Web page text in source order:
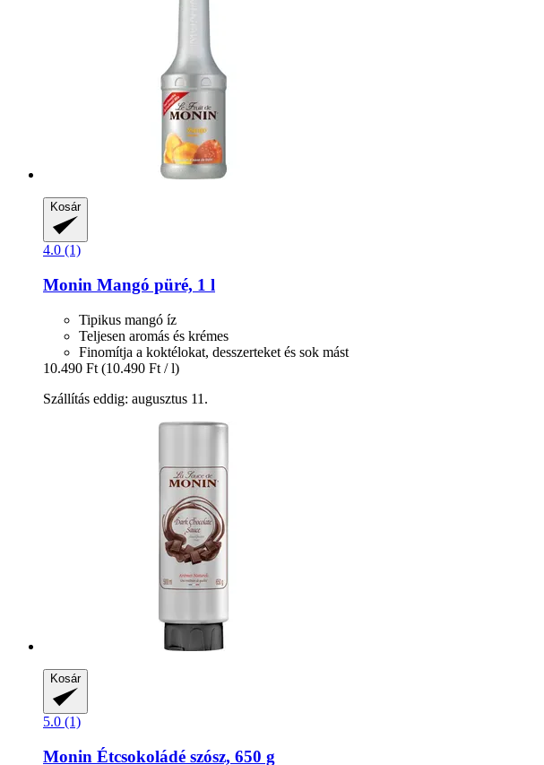
Kosár
4.0 (1)
Monin Mangó püré, 1 l
Tipikus mangó íz
Teljesen aromás és krémes
Finomítja a koktélokat, desszerteket és sok mást
10.490 Ft (10.490 Ft / l)
Szállítás eddig: augusztus 11.
Kosár
5.0 (1)
Monin Étcsokoládé szósz, 650 g